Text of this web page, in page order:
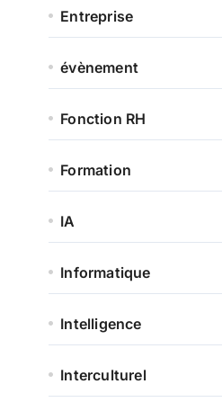
Entreprise
évènement
Fonction RH
Formation
IA
Informatique
Intelligence
Interculturel